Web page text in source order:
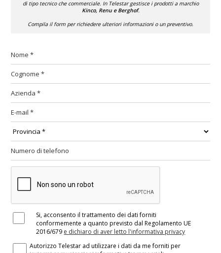
di tipo tecnico che commerciale. In Telestar gestisce i prodotti a marchio
Kinco, Renu e Berghof.
Compila il form per richiedere ulteriori informazioni o un preventivo.
Si, acconsento il trattamento dei dati forniti
conformemente a quanto previsto dal Regolamento UE
2016/679 e dichiaro di aver letto l'informativa privacy
Autorizzo Telestar ad utilizzare i dati da me forniti per